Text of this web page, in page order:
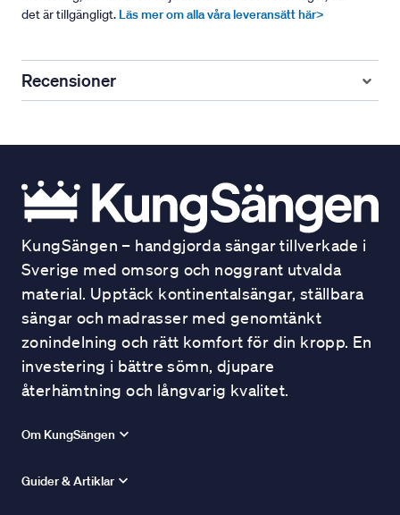
det är tillgängligt. Läs mer om alla våra leveransätt här>
Recensioner
KungSängen – handgjorda sängar tillverkade i
Sverige med omsorg och noggrant utvalda
material. Upptäck kontinentalsängar, ställbara
sängar och madrasser med genomtänkt
zonindelning och rätt komfort för din kropp. En
investering i bättre sömn, djupare
återhämtning och långvarig kvalitet.
Om KungSängen
Guider & Artiklar